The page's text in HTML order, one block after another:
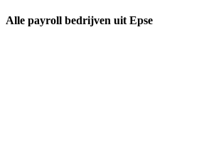
Alle payroll bedrijven uit Epse